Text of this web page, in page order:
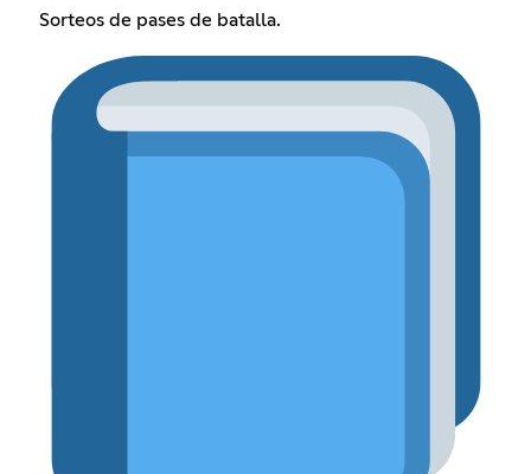
Sorteos de pases de batalla.